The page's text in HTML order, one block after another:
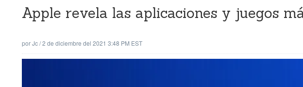
Apple revela las aplicaciones y juegos
porJc/2 de diciembre del 2021 3:48 PM EST